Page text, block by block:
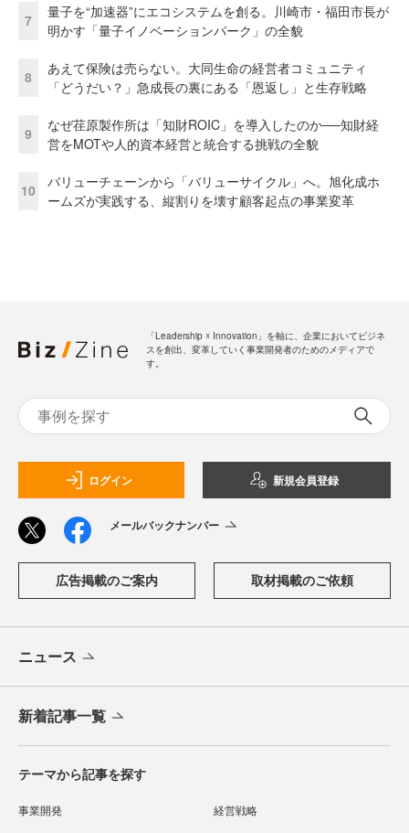
7
量子を“加速器”にエコシステムを創る。川崎市・福田市長が
明かす「量子イノベーションパーク」の全貌
8
あえて保険は売らない。大同生命の経営者コミュニティ
「どうだい？」急成長の裏にある「恩返し」と生存戦略
9
なぜ荏原製作所は「知財ROIC」を導入したのか──知財経
営をMOTや人的資本経営と統合する挑戦の全貌
10
バリューチェーンから「バリューサイクル」へ。旭化成ホ
ームズが実践する、縦割りを壊す顧客起点の事業変革
「Leadership ☓ Innovation」を軸に、企業においてビジネ
スを創出、変革していく事業開発者のためのメディアで
す。
ログイン 新規会員登録
メールバックナンバー
広告掲載のご案内 取材掲載のご依頼
ニュース
新着記事一覧
テーマから記事を探す
事業開発 経営戦略